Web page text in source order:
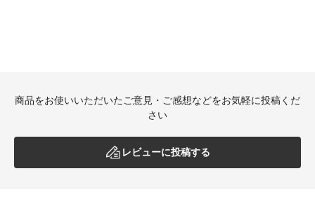
商品をお使いいただいたご意見・ご感想などをお気軽に投稿くだ
さい
レビューに投稿する